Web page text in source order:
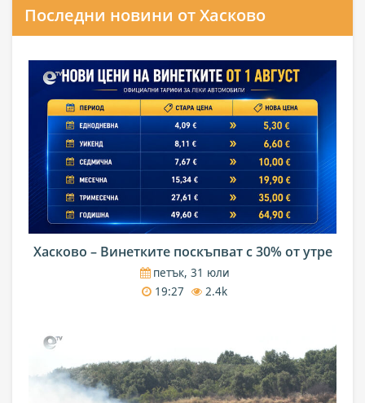
Последни новини от Хасково
Хасково – Винетките поскъпват с 30% от утре
петък, 31 юли
19:27
2.4k